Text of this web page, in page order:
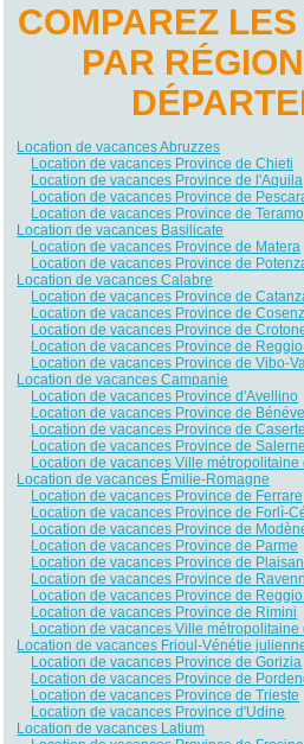
COMPAREZ
PAR
Location de vacances Abruzzes
Location de vacances Province de Chieti
Location de vacances Province de l'Aquila
Location de vacances Province de
Location de vacances Province de Teramo
Location de vacances Basilicate
Location de vacances Province de Matera
Location de vacances Province de
Location de vacances Calabre
Location de vacances Province de
Location de vacances Province de
Location de vacances Province de
Location de vacances Province de
Location de vacances Province de Vibo-
Location de vacances Campanie
Location de vacances Province d'Avellino
Location de vacances Province de
Location de vacances Province de Caserte
Location de vacances Province de Salerne
Location de vacances Ville métropolitaine
Location de vacances Émilie-Romagne
Location de vacances Province de Ferrare
Location de vacances Province de Forlì-
Location de vacances Province de
Location de vacances Province de Parme
Location de vacances Province de
Location de vacances Province de
Location de vacances Province de
Location de vacances Province de Rimini
Location de vacances Ville métropolitaine
Location de vacances Frioul-Vénétie
Location de vacances Province de Gorizia
Location de vacances Province de
Location de vacances Province de Trieste
Location de vacances Province d'Udine
Location de vacances Latium